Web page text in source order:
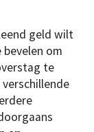
geld wilt
om
te